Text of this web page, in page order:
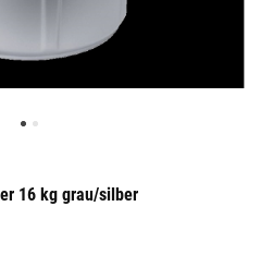
16 kg grau/silber